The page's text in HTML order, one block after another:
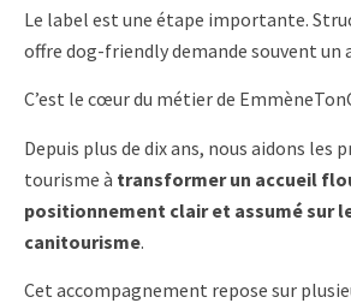
Le label est une étape importante.
offre dog-friendly demande souvent un
C’est le cœur du métier de
Depuis plus de dix ans, nous aidons les
tourisme à transformer un accueil
positionnement clair et assumé sur
canitourisme.
Cet accompagnement repose sur